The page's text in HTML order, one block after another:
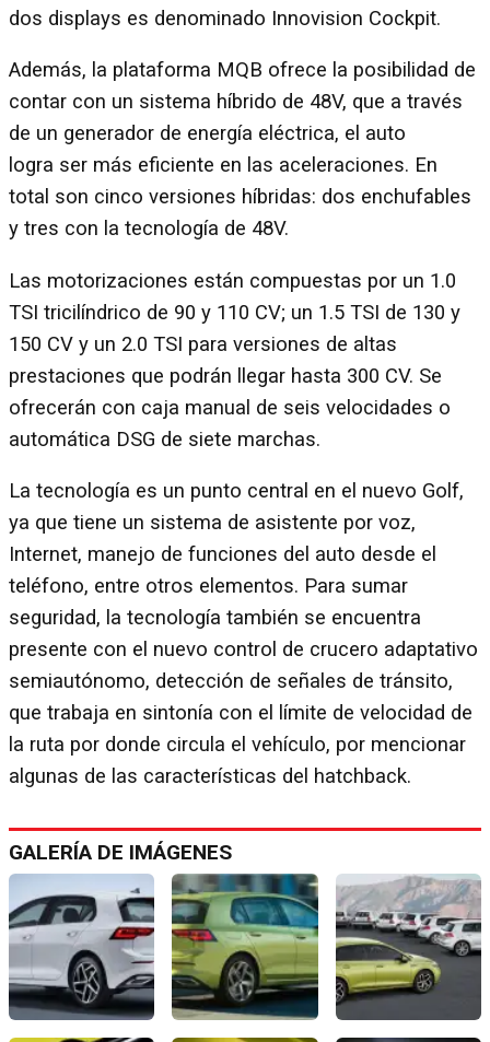
dos displays es denominado Innovision Cockpit.
Además, la plataforma MQB ofrece la posibilidad de
contar con un sistema híbrido de 48V, que a través
de un generador de energía eléctrica, el auto
logra ser más eficiente en las aceleraciones. En
total son cinco versiones híbridas: dos enchufables
y tres con la tecnología de 48V.
Las motorizaciones están compuestas por un 1.0
TSI tricilíndrico de 90 y 110 CV; un 1.5 TSI de 130 y
150 CV y un 2.0 TSI para versiones de altas
prestaciones que podrán llegar hasta 300 CV. Se
ofrecerán con caja manual de seis velocidades o
automática DSG de siete marchas.
La tecnología es un punto central en el nuevo Golf,
ya que tiene un sistema de asistente por voz,
Internet, manejo de funciones del auto desde el
teléfono, entre otros elementos. Para sumar
seguridad, la tecnología también se encuentra
presente con el nuevo control de crucero adaptativo
semiautónomo, detección de señales de tránsito,
que trabaja en sintonía con el límite de velocidad de
la ruta por donde circula el vehículo, por mencionar
algunas de las características del hatchback.
GALERÍA DE IMÁGENES